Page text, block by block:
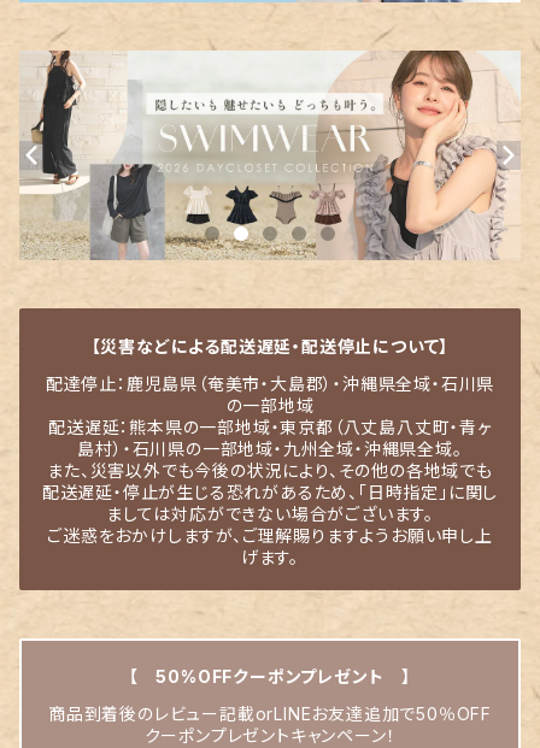
【災害などによる配送遅延・配送停止について】
配達停止：鹿児島県（奄美市・大島郡）・沖縄県全域・石川県
の一部地域
配送遅延：熊本県の一部地域・東京都（八丈島八丈町・青ヶ
島村）・石川県の一部地域・九州全域・沖縄県全域。
また、災害以外でも今後の状況により、その他の各地域でも
配送遅延・停止が生じる恐れがあるため、「日時指定」に関し
ましては対応ができない場合がございます。
ご迷惑をおかけしますが、ご理解賜りますようお願い申し上
げます。
【 50%OFFクーポンプレゼント 】
商品到着後のレビュー記載orLINEお友達追加で50％OFF
クーポンプレゼントキャンペーン！